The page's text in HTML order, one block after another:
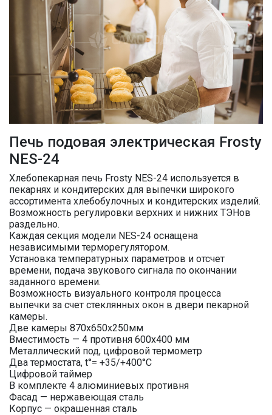
Печь подовая электрическая Frosty
NES-24
Хлебопекарная печь Frosty NES-24 используется в
пекарнях и кондитерских для выпечки широкого
ассортимента хлебобулочных и кондитерских изделий.
Возможность регулировки верхних и нижних ТЭНов
раздельно.
Каждая секция модели NES-24 оснащена
независимыми терморегулятором.
Установка температурных параметров и отсчет
времени, подача звукового сигнала по окончании
заданного времени.
Возможность визуального контроля процесса
выпечки за счет стеклянных окон в двери пекарной
камеры.
Две камеры 870х650х250мм
Вместимость — 4 противня 600х400 мм
Металлический под, цифровой термометр
Два термостата, t°= +35/+400°C
Цифровой таймер
В комплекте 4 алюминиевых противня
Фасад — нержавеющая сталь
Корпус — окрашенная сталь